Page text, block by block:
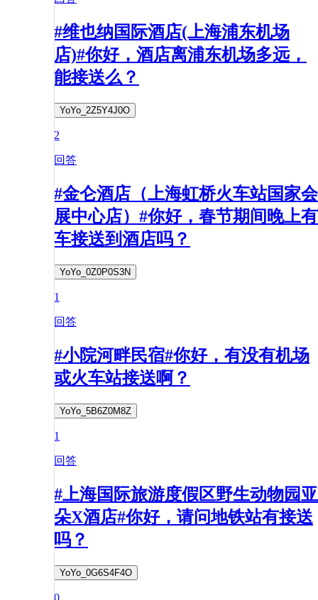
#维也纳国际酒店(上海浦东机场
店)#你好，酒店离浦东机场多远，
能接送么？
YoYo_2Z5Y4J0O
2
回答
#金仑酒店（上海虹桥火车站国家会
展中心店）#你好，春节期间晚上有
车接送到酒店吗？
YoYo_0Z0P0S3N
1
回答
#小院河畔民宿#你好，有没有机场
或火车站接送啊？
YoYo_5B6Z0M8Z
1
回答
#上海国际旅游度假区野生动物园亚
朵X酒店#你好，请问地铁站有接送
吗？
YoYo_0G6S4F4O
0